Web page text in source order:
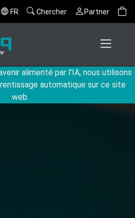
FR Chercher Partner
alimenté par l'IA, nous utilisons
automatique sur ce site
web.